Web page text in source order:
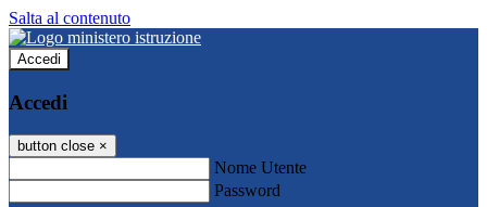
Salta al contenuto
Accedi
Accedi
button close ×
Nome Utente
Password